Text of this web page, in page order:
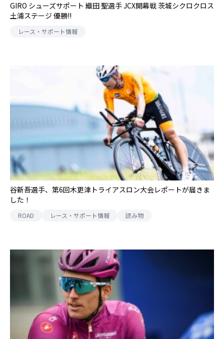
GIRO シューズサポート 織田 聖選手 JCX開幕戦 茨城シクロクロス
土浦ステージ 優勝!!
レース・サポート情報
谷新吾選手、第6回木更津トライアスロン大会レポートが届きま
した！
ROAD レース・サポート情報 読み物